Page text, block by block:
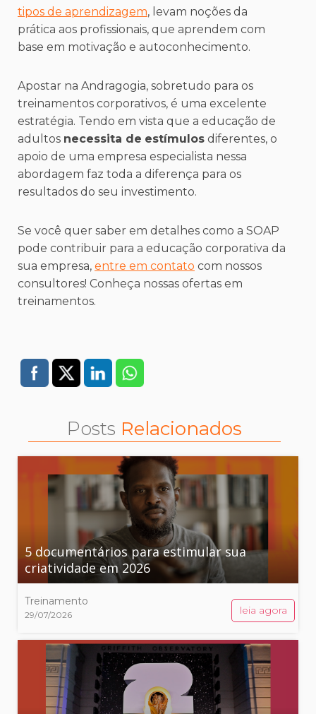
tipos de aprendizagem, levam noções da
prática aos profissionais, que aprendem com
base em motivação e autoconhecimento.
Apostar na Andragogia, sobretudo para os
treinamentos corporativos, é uma excelente
estratégia. Tendo em vista que a educação de
adultos necessita de estímulos diferentes, o
apoio de uma empresa especialista nessa
abordagem faz toda a diferença para os
resultados do seu investimento.
Se você quer saber em detalhes como a SOAP
pode contribuir para a educação corporativa da
sua empresa, entre em contato com nossos
consultores! Conheça nossas ofertas em
treinamentos.
Posts Relacionados
5 documentários para estimular sua
criatividade em 2026
Treinamento
29/07/2026 leia agora